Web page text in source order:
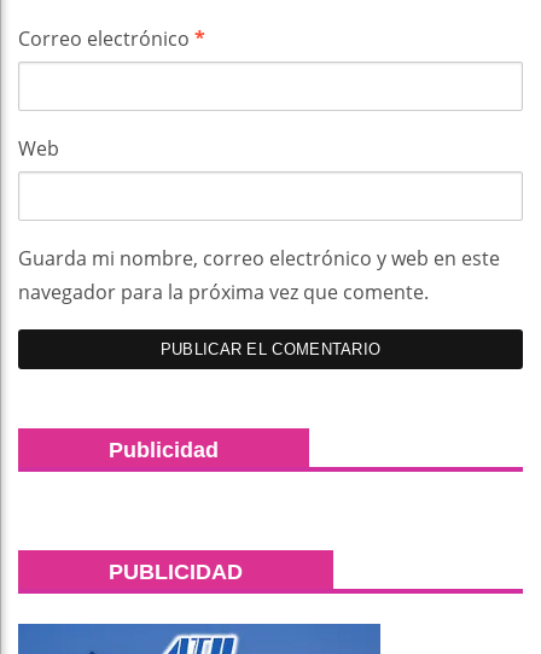
Correo electrónico *
Web
Guarda mi nombre, correo electrónico y web en este
navegador para la próxima vez que comente.
Publicidad
PUBLICIDAD